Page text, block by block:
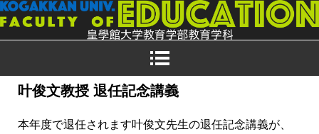
叶俊文教授 退任記念講義
本年度で退任されます叶俊文先生の退任記念講義が、